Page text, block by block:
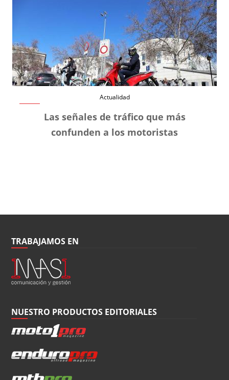
Actualidad
Las señales de tráfico que más
confunden a los motoristas
TRABAJAMOS EN
NUESTRO PRODUCTOS EDITORIALES